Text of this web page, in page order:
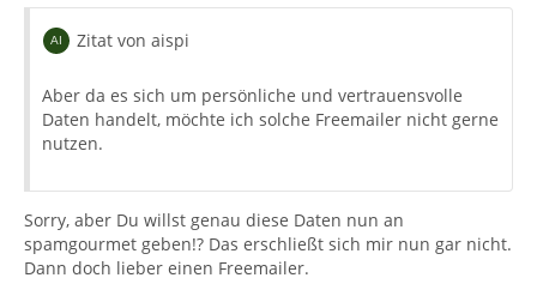
Zitat von aispi
Aber da es sich um persönliche und vertrauensvolle
Daten handelt, möchte ich solche Freemailer nicht gerne
nutzen.
Sorry, aber Du willst genau diese Daten nun an
spamgourmet geben!? Das erschließt sich mir nun gar nicht.
Dann doch lieber einen Freemailer.